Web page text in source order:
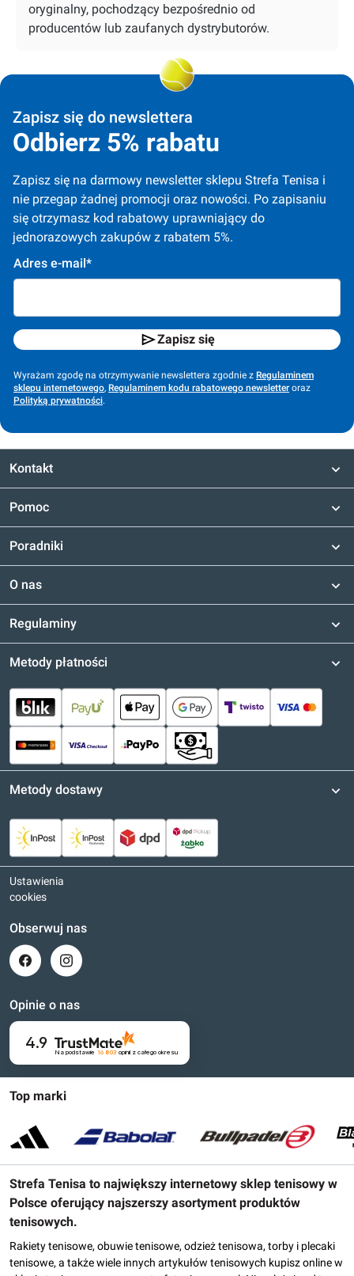
oryginalny, pochodzący bezpośrednio od
producentów lub zaufanych dystrybutorów.
Zapisz się do newslettera
Odbierz 5% rabatu
Zapisz się na darmowy newsletter sklepu Strefa Tenisa i
nie przegap żadnej promocji oraz nowości. Po zapisaniu
się otrzymasz kod rabatowy uprawniający do
jednorazowych zakupów z rabatem 5%.
Adres e-mail*
Zapisz się
Wyrażam zgodę na otrzymywanie newslettera zgodnie z Regulaminem
sklepu internetowego, Regulaminem kodu rabatowego newsletter oraz
Polityką prywatności.
Kontakt
Pomoc
Poradniki
O nas
Regulaminy
Top marki
Strefa Tenisa to największy internetowy sklep tenisowy w
Polsce oferujący najszerszy asortyment produktów
tenisowych.
Rakiety tenisowe, obuwie tenisowe, odzież tenisowa, torby i plecaki
tenisowe, a także wiele innych artykułów tenisowych kupisz online w
Metody płatności
Metody dostawy
Ustawienia
cookies
Obserwuj nas
Opinie o nas
4.9
Na podstawie 16 803 opinii z całego okresu